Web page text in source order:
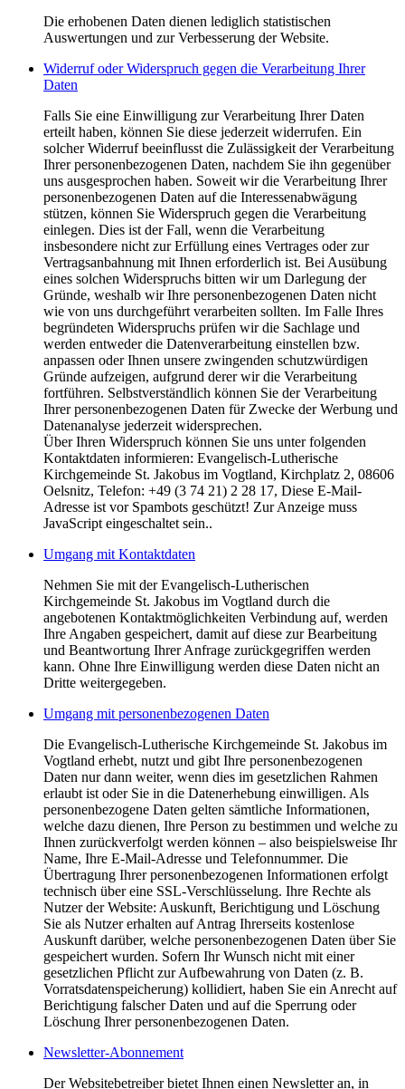
Die erhobenen Daten dienen lediglich statistischen
Auswertungen und zur Verbesserung der Website.
Widerruf oder Widerspruch gegen die Verarbeitung Ihrer
Daten
Falls Sie eine Einwilligung zur Verarbeitung Ihrer Daten
erteilt haben, können Sie diese jederzeit widerrufen. Ein
solcher Widerruf beeinflusst die Zulässigkeit der Verarbeitung
Ihrer personenbezogenen Daten, nachdem Sie ihn gegenüber
uns ausgesprochen haben. Soweit wir die Verarbeitung Ihrer
personenbezogenen Daten auf die Interessenabwägung
stützen, können Sie Widerspruch gegen die Verarbeitung
einlegen. Dies ist der Fall, wenn die Verarbeitung
insbesondere nicht zur Erfüllung eines Vertrages oder zur
Vertragsanbahnung mit Ihnen erforderlich ist. Bei Ausübung
eines solchen Widerspruchs bitten wir um Darlegung der
Gründe, weshalb wir Ihre personenbezogenen Daten nicht
wie von uns durchgeführt verarbeiten sollten. Im Falle Ihres
begründeten Widerspruchs prüfen wir die Sachlage und
werden entweder die Datenverarbeitung einstellen bzw.
anpassen oder Ihnen unsere zwingenden schutzwürdigen
Gründe aufzeigen, aufgrund derer wir die Verarbeitung
fortführen. Selbstverständlich können Sie der Verarbeitung
Ihrer personenbezogenen Daten für Zwecke der Werbung und
Datenanalyse jederzeit widersprechen.
Über Ihren Widerspruch können Sie uns unter folgenden
Kontaktdaten informieren: Evangelisch-Lutherische
Kirchgemeinde St. Jakobus im Vogtland, Kirchplatz 2, 08606
Oelsnitz, Telefon: +49 (3 74 21) 2 28 17, Diese E-Mail-
Adresse ist vor Spambots geschützt! Zur Anzeige muss
JavaScript eingeschaltet sein..
Umgang mit Kontaktdaten
Nehmen Sie mit der Evangelisch-Lutherischen
Kirchgemeinde St. Jakobus im Vogtland durch die
angebotenen Kontaktmöglichkeiten Verbindung auf, werden
Ihre Angaben gespeichert, damit auf diese zur Bearbeitung
und Beantwortung Ihrer Anfrage zurückgegriffen werden
kann. Ohne Ihre Einwilligung werden diese Daten nicht an
Dritte weitergegeben.
Umgang mit personenbezogenen Daten
Die Evangelisch-Lutherische Kirchgemeinde St. Jakobus im
Vogtland erhebt, nutzt und gibt Ihre personenbezogenen
Daten nur dann weiter, wenn dies im gesetzlichen Rahmen
erlaubt ist oder Sie in die Datenerhebung einwilligen. Als
personenbezogene Daten gelten sämtliche Informationen,
welche dazu dienen, Ihre Person zu bestimmen und welche zu
Ihnen zurückverfolgt werden können – also beispielsweise Ihr
Name, Ihre E-Mail-Adresse und Telefonnummer. Die
Übertragung Ihrer personenbezogenen Informationen erfolgt
technisch über eine SSL-Verschlüsselung. Ihre Rechte als
Nutzer der Website: Auskunft, Berichtigung und Löschung
Sie als Nutzer erhalten auf Antrag Ihrerseits kostenlose
Auskunft darüber, welche personenbezogenen Daten über Sie
gespeichert wurden. Sofern Ihr Wunsch nicht mit einer
gesetzlichen Pflicht zur Aufbewahrung von Daten (z. B.
Vorratsdatenspeicherung) kollidiert, haben Sie ein Anrecht auf
Berichtigung falscher Daten und auf die Sperrung oder
Löschung Ihrer personenbezogenen Daten.
Newsletter-Abonnement
Der Websitebetreiber bietet Ihnen einen Newsletter an, in